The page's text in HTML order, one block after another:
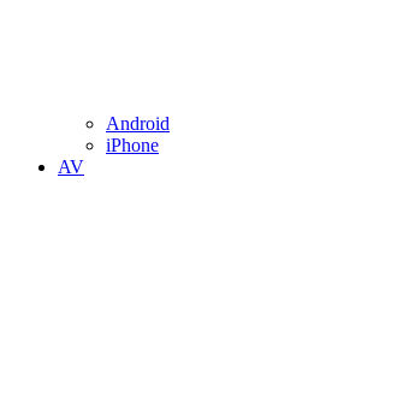
Android
iPhone
AV